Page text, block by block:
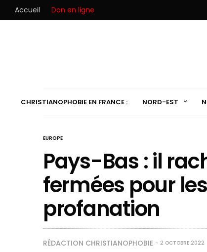
Accueil Don en ligne
CHRISTIANOPHOBIE EN FRANCE : NORD-EST
EUROPE
Pays-Bas : il
fermées pour
profanation
RÉDACTION CHRISTIANOPHOBIE 2 OCTOBRE 2022